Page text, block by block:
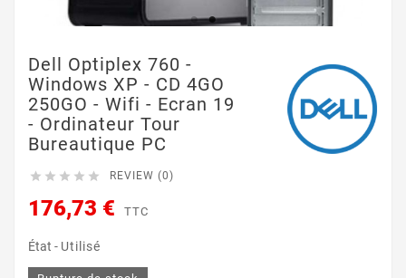
Dell Optiplex 760 -
Windows XP - CD 4GO
250GO - Wifi - Ecran 19
- Ordinateur Tour
Bureautique PC
     REVIEW (0)
176,73 € TTC
État - Utilisé